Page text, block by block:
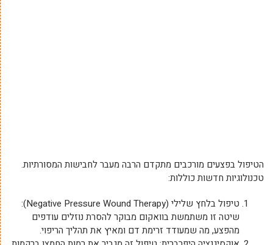
הטיפול בפצעים מורכבים מתקדם הרבה מעבר לחבישות המסורתיות.
טכנולוגיות חדשות כוללות:
טיפול בלחץ שלילי (Negative Pressure Wound Therapy):
שיטה זו משתמשת בוואקום מבוקר להסרת נוזלים עודפים
מהפצע, מה שמעודד זרימת דם ומאיץ את תהליך הריפוי.